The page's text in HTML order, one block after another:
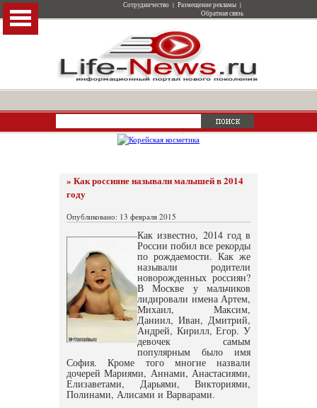
Сотрудничество | Размещение рекламы |
Обратная связь
» Как россияне называли малышей в 2014
году
Опубликовано: 13 февраля 2015
Как известно, 2014 год в
России побил все рекорды
по рождаемости. Как же
называли родители
новорожденных россиян?
В Москве у мальчиков
лидировали имена Артем,
Михаил, Максим,
Даниил, Иван, Дмитрий,
Андрей, Кирилл, Егор. У
девочек самым
популярным было имя
София. Кроме того многие назвали
дочерей Мариями, Аннами, Анастасиями,
Елизаветами, Дарьями, Викториями,
Полинами, Алисами и Варварами.